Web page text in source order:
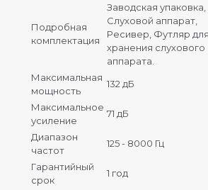
Подробная
комплектация
Заводская упаковка,
Слуховой аппарат,
Ресивер, Футляр для
хранения слухового
аппарата.
Максимальная
мощность
132 дБ
Максимальное
усиление
71 дБ
Диапазон
частот
125 - 8000 Гц
Гарантийный
срок
1 год